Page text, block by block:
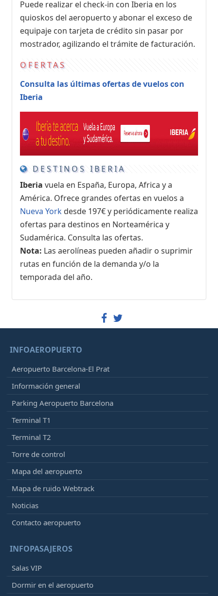
Puede realizar el check-in con Iberia en los
quioskos del aeropuerto y abonar el exceso de
equipaje con tarjeta de crédito sin pasar por
mostrador, agilizando el trámite de facturación.
OFERTAS
Consulta las últimas ofertas de vuelos con
Iberia
DESTINOS IBERIA
Iberia vuela en España, Europa, Africa y a
América. Ofrece grandes ofertas en vuelos a
Nueva York desde 197€ y periódicamente realiza
ofertas para destinos en Norteamérica y
Sudamérica. Consulta las ofertas.
Nota: Las aerolíneas pueden añadir o suprimir
rutas en función de la demanda y/o la
temporada del año.
INFOAEROPUERTO
Aeropuerto Barcelona-El Prat
Información general
Parking Aeropuerto Barcelona
Terminal T1
Terminal T2
Torre de control
Mapa del aeropuerto
Mapa de ruido Webtrack
Noticias
Contacto aeropuerto
INFOPASAJEROS
Salas VIP
Dormir en el aeropuerto